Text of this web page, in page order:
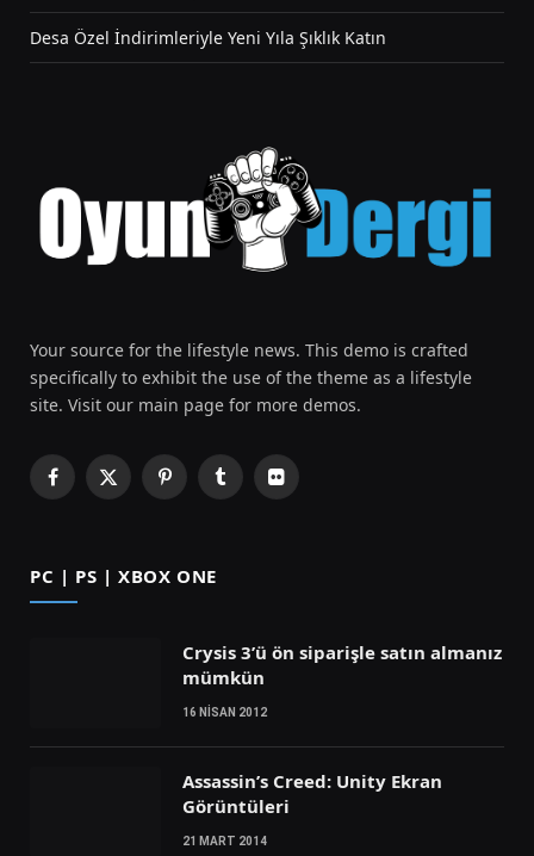
Desa Özel İndirimleriyle Yeni Yıla Şıklık Katın
Your source for the lifestyle news. This demo is crafted
specifically to exhibit the use of the theme as a lifestyle
site. Visit our main page for more demos.
Facebook
X
PinterestTumblrFlickr
PC | PS | XBOX ONE
Crysis 3’ü ön siparişle satın almanız
mümkün
16 NISAN 2012
Assassin’s Creed: Unity Ekran
Görüntüleri
21 MART 2014